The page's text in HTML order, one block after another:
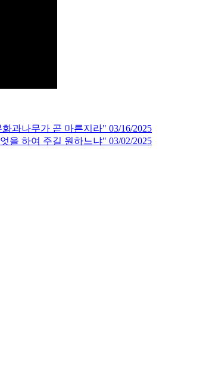
과나무가 곧 마른지라" 03/16/2025
을 하여 주길 원하느냐" 03/02/2025